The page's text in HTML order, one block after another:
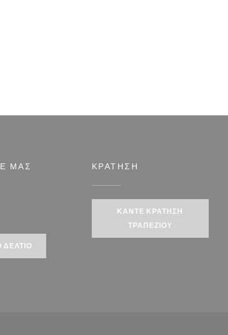
ΜΑΣ
((ανοίγει σε νέο παράθυρο))
ΚΡΆΤΗΣΗ
ΚΆΝΤΕ ΚΡΆΤΗΣΗ
ΤΡΑΠΕΖΙΟΎ